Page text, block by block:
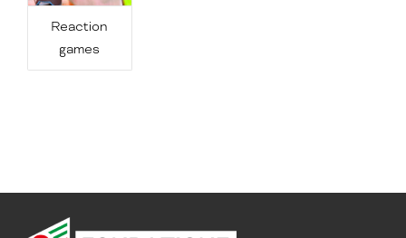
Reaction
games